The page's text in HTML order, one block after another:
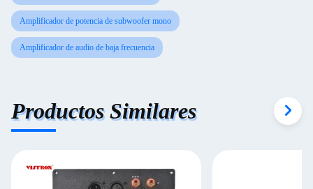
Amplificador de potencia de subwoofer mono
Amplificador de audio de baja frecuencia
Productos Similares